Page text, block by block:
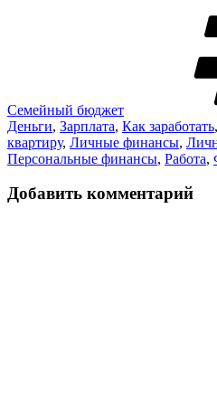
Семейный бюджет
Деньги, Зарплата, Как заработать,
квартиру, Личные финансы,
Персональные финансы, Работа,
Добавить комментарий